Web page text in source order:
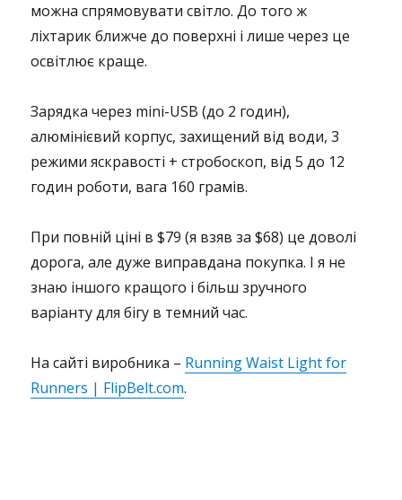
можна спрямовувати світло. До того ж
ліхтарик ближче до поверхні і лише через це
освітлює краще.
Зарядка через mini-USB (до 2 годин),
алюмінієвий корпус, захищений від води, 3
режими яскравості + стробоскоп, від 5 до 12
годин роботи, вага 160 грамів.
При повній ціні в $79 (я взяв за $68) це доволі
дорога, але дуже виправдана покупка. І я не
знаю іншого кращого і більш зручного
варіанту для бігу в темний час.
На сайті виробника – Running Waist Light for
Runners | FlipBelt.com.